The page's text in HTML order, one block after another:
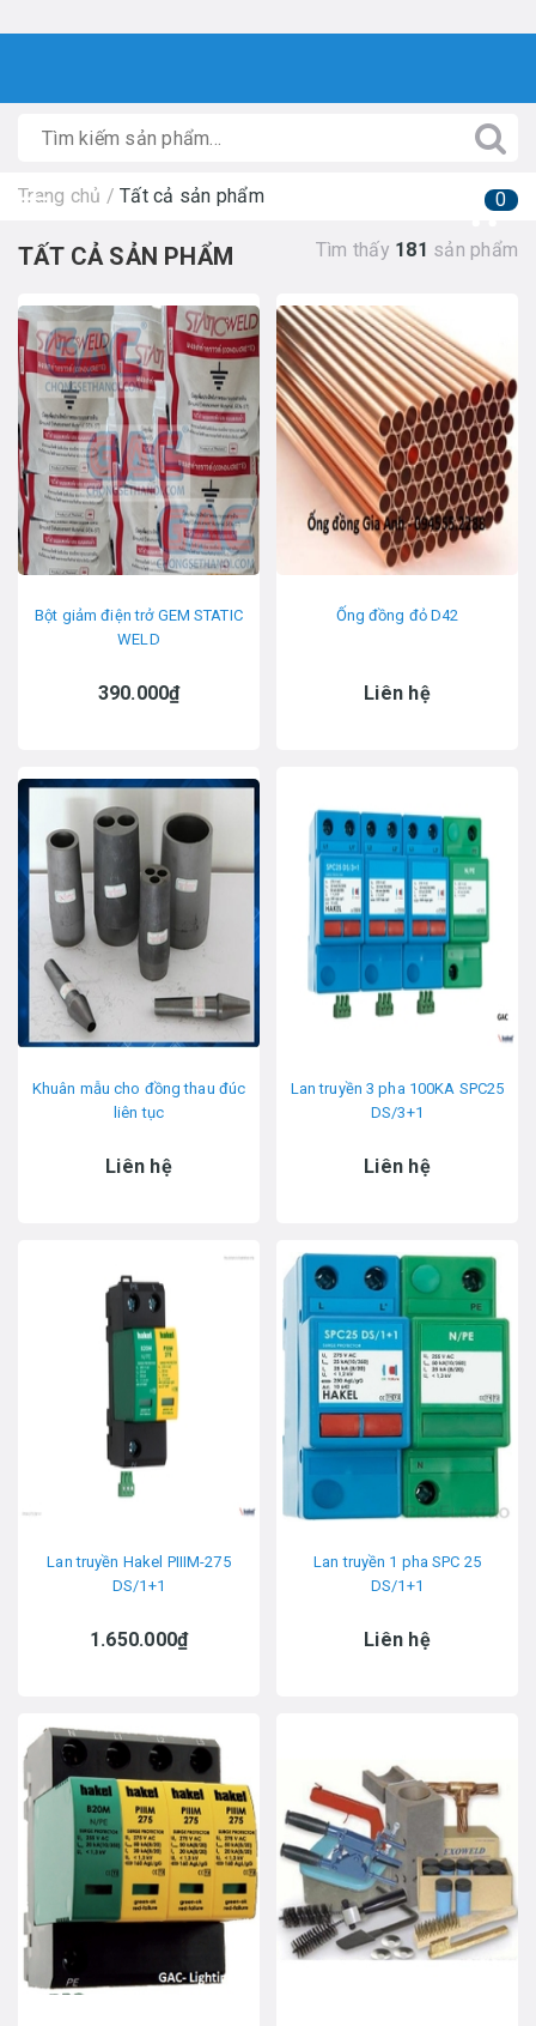
0
Trang chủ / Tất cả sản phẩm
TẤT CẢ SẢN PHẨM Tìm thấy 181 sản phẩm
Bột giảm điện trở GEM STATIC
WELD
390.000₫
Ống đồng đỏ D42
Liên hệ
Khuân mẫu cho đồng thau đúc
liên tục
Liên hệ
Lan truyền 3 pha 100KA SPC25
DS/3+1
Liên hệ
Lan truyền Hakel PIIIM-275
DS/1+1
1.650.000₫
Lan truyền 1 pha SPC 25
DS/1+1
Liên hệ